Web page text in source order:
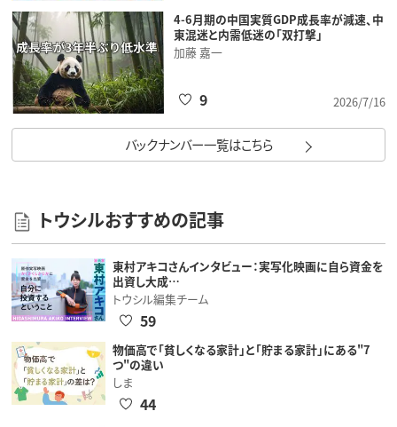
4-6月期の中国実質GDP成長率が減速、中
東混迷と内需低迷の「双打撃」
加藤 嘉一
2026/7/16
9
バックナンバー一覧はこちら
トウシルおすすめの記事
東村アキコさんインタビュー：実写化映画に自ら資金を
出資し大成…
トウシル編集チーム
59
物価高で「貧しくなる家計」と「貯まる家計」にある"7
つ"の違い
しま
44